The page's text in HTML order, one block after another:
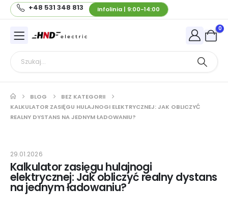
+48 531 348 813 Infolinia | 9:00-14:00
0
BLOG
BEZ KATEGORII
KALKULATOR ZASIĘGU HULAJNOGI ELEKTRYCZNEJ: JAK OBLICZYĆ
REALNY DYSTANS NA JEDNYM ŁADOWANIU?
29.01.2026
Kalkulator zasięgu hulajnogi
elektrycznej: Jak obliczyć realny dystans
na jednym ładowaniu?